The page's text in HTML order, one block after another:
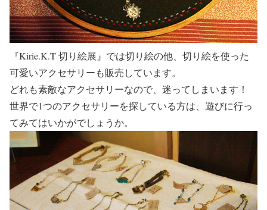
『Kirie.K.T 切り絵展』では切り絵の他、切り絵を使った
可愛いアクセサリーも販売しています。
どれも素敵なアクセサリーなので、迷ってしまいます！
世界で1つのアクセサリーを探している方は、遊びに行っ
てみてはいかがでしょうか。